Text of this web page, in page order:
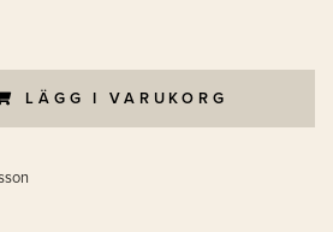
LÄGG I VARUKORG